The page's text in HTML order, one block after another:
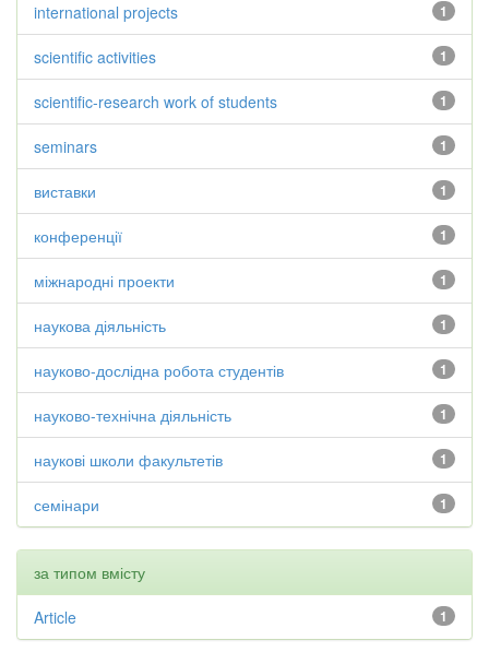
1
international projects
1
scientific activities
1
scientific-research work of students
1
seminars
1
виставки
1
конференції
1
міжнародні проекти
1
наукова діяльність
1
науково-дослідна робота студентів
1
науково-технічна діяльність
1
наукові школи факультетів
1
семінари
за типом вмісту
1
Article